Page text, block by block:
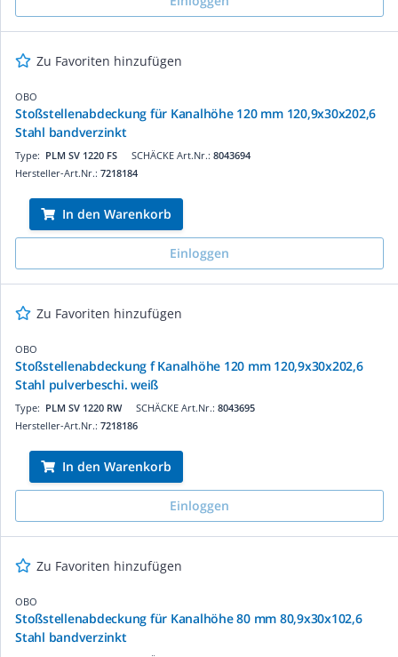
Zu Favoriten hinzufügen
OBO
Stoßstellenabdeckung für Kanalhöhe 120 mm 120,9x30x202,6
Stahl bandverzinkt
SCHÄCKE Art.Nr.: 8043694
Type: PLM SV 1220 FS
Hersteller-Art.Nr.: 7218184
In den Warenkorb
Einloggen
Zu Favoriten hinzufügen
OBO
Stoßstellenabdeckung f Kanalhöhe 120 mm 120,9x30x202,6
Stahl pulverbeschi. weiß
SCHÄCKE Art.Nr.: 8043695
Type: PLM SV 1220 RW
Hersteller-Art.Nr.: 7218186
In den Warenkorb
Einloggen
Zu Favoriten hinzufügen
OBO
Stoßstellenabdeckung für Kanalhöhe 80 mm 80,9x30x102,6
Stahl bandverzinkt